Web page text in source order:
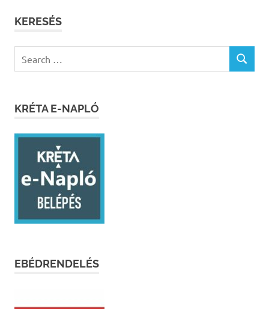
KERESÉS
for:
SEARCH
KRÉTA E-NAPLÓ
EBÉDRENDELÉS